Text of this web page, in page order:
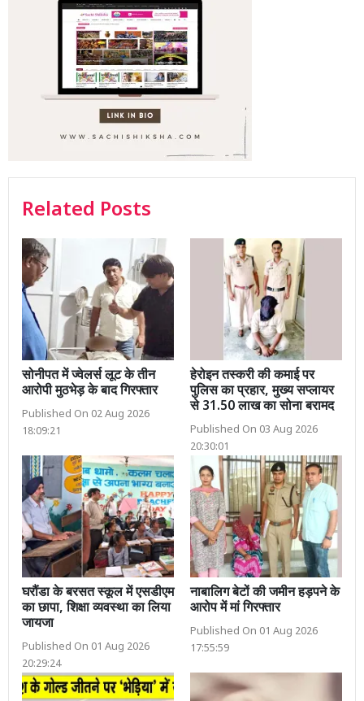
Related Posts
सोनीपत में ज्वेलर्स लूट के तीन
आरोपी मुठभेड़ के बाद गिरफ्तार
Published On 02 Aug 2026
18:09:21
हेरोइन तस्करी की कमाई पर
पुलिस का प्रहार, मुख्य सप्लायर
से 31.50 लाख का सोना बरामद
Published On 03 Aug 2026
20:30:01
घरौंडा के बरसत स्कूल में एसडीएम
का छापा, शिक्षा व्यवस्था का लिया
जायजा
Published On 01 Aug 2026
20:29:24
नाबालिग बेटों की जमीन हड़पने के
आरोप में मां गिरफ्तार
Published On 01 Aug 2026
17:55:59